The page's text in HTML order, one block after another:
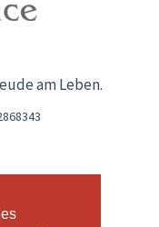
am Leben.